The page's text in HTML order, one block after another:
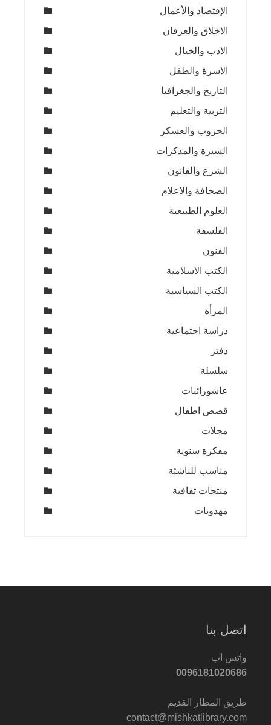
الإقتصاد والأعمال
الاخلاق والعرفان
الادب والخيال
الاسرة والطفل
التاريخ والجغرافيا
التربية والتعليم
الحروب والعسكر
السيرة والمذكرات
الشرع والقانون
الصحافة والاعلام
العلوم الطبيعية
الفلسفة
الفنون
الكتب الاسلامية
الكتب السياسية
المرأة
دراسة اجتماعية
دفتر
سلسلة
عاشورائيات
قصص اطفال
مجلات
مفكرة سنوية
مناسب للناشئة
منتجات ثقافية
مهدويات
اتصل بنا
واتس اب
0096181020686
طريق المطار القديم
contact@mishkatlibrary.com